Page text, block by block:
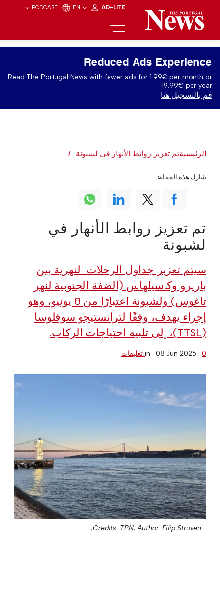
PODCAST EN AD-LITE
Reduced Ads Experience
Read The Portugal News with fewer ads for 1.99€ per month or
19.99€ per year.
قم بالتسجيل هنا
الرئيسيةتم تعزيز روابط الأنهار في لشبونة
تم تعزيز روابط الأنهار في
لشبونة
سيتم تعزيز جداول الرحلات النهرية بين
باريرو وكاسيلهاس (الضفة الجنوبية لنهر
تاغوس) ولشبونة اعتبارًا من 8 يونيو، وهو
إجراء يهدف، وفقًا لترانستيجو سوفلوسا
(TTSL)، إلى تلبية احتياجات الركاب.
in · 08 Jun 2026 · 0 تعليقات
Credits: TPN; Author: Filip Strüven;
شارك هذه المقالة: